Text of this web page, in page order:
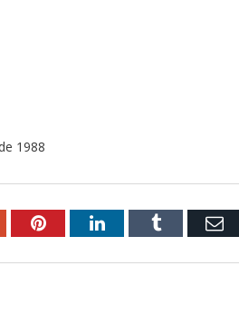
1988
PinterestLinkedInTumblr